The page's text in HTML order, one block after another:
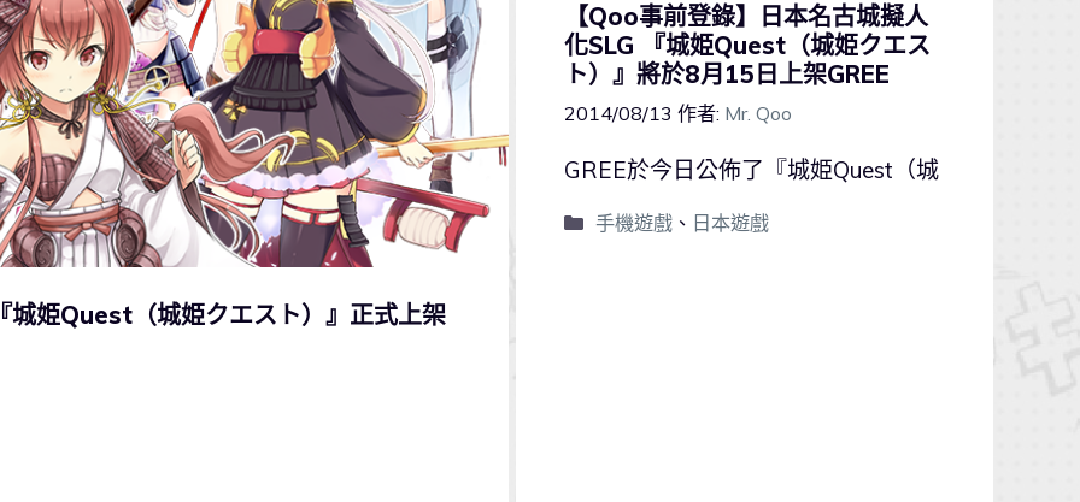
姫Quest（城姫クエスト）』正式上架
【Qoo事前登錄】日本名古城擬人
化SLG 『城姫Quest（城姫クエス
ト）』將於8月15日上架GREE
2014/08/13 作者: Mr. Qoo
GREE於今日公佈了『城姫Quest（城
手機遊戲、 日本遊戲